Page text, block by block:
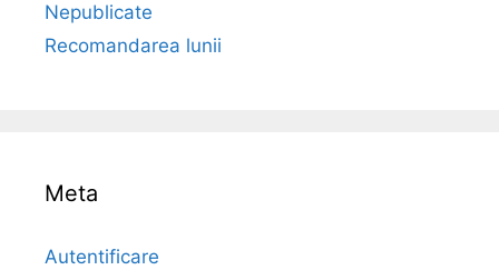
Nepublicate
Recomandarea lunii
Meta
Autentificare